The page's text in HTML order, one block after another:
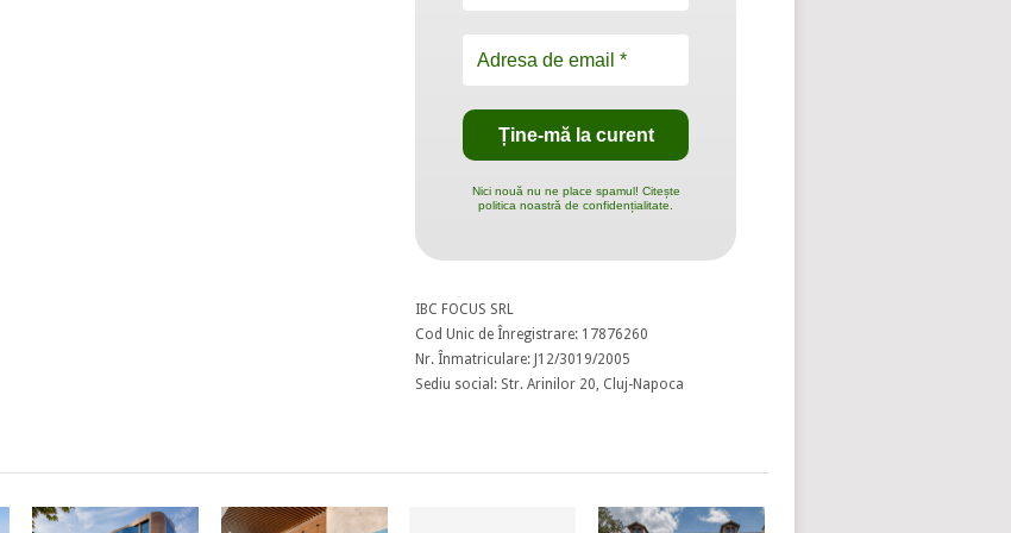
Nici nouă nu ne place spamul! Citește
politica noastră de confidențialitate.
IBC FOCUS SRL
Cod Unic de Înregistrare: 17876260
Nr. Înmatriculare: J12/3019/2005
Sediu social: Str. Arinilor 20, Cluj-Napoca